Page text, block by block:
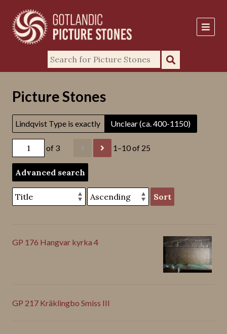
Picture Stones
Lindqvist Type is exactly Unclear (ca. 400-1150)
of 3 1–10 of 25
Advanced search
Sort
GP 176 Hangvar kyrka 4
GP 217 Kräklingbo Smiss III